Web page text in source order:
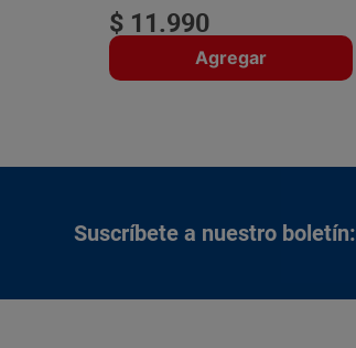
$ 11.990
Agregar
Suscríbete a nuestro boletín: